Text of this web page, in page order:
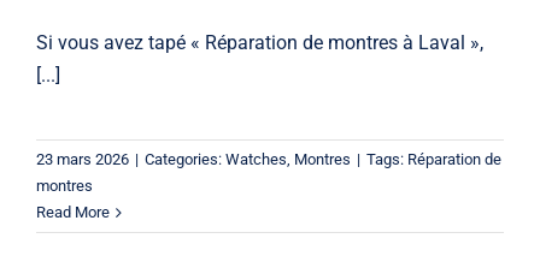
Si vous avez tapé « Réparation de montres à Laval »,
[...]
23 mars 2026 | Categories: Watches, Montres | Tags: Réparation de
montres
Read More